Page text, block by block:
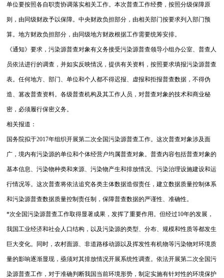
单位要按照各自职责协调落实相关工作。本次普查工作经费，按照分级保障原
则，由同级财政予以保障。中央财政负担部分，由相关部门按要求列入部门预
算。地方财政负担部分，由同级地方财政根据工作需要统筹安排。
《通知》要求，污染源普查对象有义务接受污染源普查领导小组办公室、普查人
员依法进行的调查，并如实反映情况，提供有关资料，按照要求填报污染源普查
表。任何地方、部门、单位和个人都不得迟报、虚报和拒报普查数据，不得伪
造、篡改普查资料。各级普查机构及其工作人员，对普查对象的技术和商业秘
密，必须履行保密义务。
相关报道：
国务院拟于2017年组织开展第二次全国污染源普查工作。这次普查对象涉及面
广，境内有污染源的单位和个体经营户均属普查对象。普查内容包括普查对象的
基本信息、污染物种类和来源、污染物产生和排放情况、污染治理设施建设和运
行情况等。这次普查将依法追究各类主体数据造假责任，建立数据质量控制体系
和污染源普查数据质量控制责任制，保障普查数据的严谨性、准确性。
*次全国污染源普查工作取得显著成果，发挥了重要作用。但经过10年的发展，
我国工业经济和社会人口结构，以及污染源的类型、分布、规模和性质等都发生
巨大变化。同时，农村面源、非道路移动源以及挥发性有机物等污染物对环境质
量的影响逐渐显现，亟须对其排放情况开展系统性调查。依法开展第二次全国污
染源普查工作，对于准确判断我国当前环境形势，制定实施有针对性的环境保护